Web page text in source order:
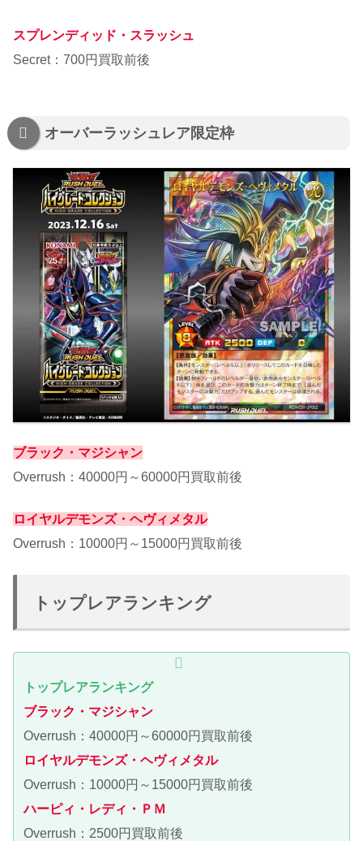
スプレンディッド・スラッシュ
Secret：700円買取前後
オーバーラッシュレア限定枠
ブラック・マジシャン
Overrush：40000円～60000円買取前後
ロイヤルデモンズ・ヘヴィメタル
Overrush：10000円～15000円買取前後
トップレアランキング
トップレアランキング
ブラック・マジシャン
Overrush：40000円～60000円買取前後
ロイヤルデモンズ・ヘヴィメタル
Overrush：10000円～15000円買取前後
ハーピィ・レディ・ＰＭ
Overrush：2500円買取前後